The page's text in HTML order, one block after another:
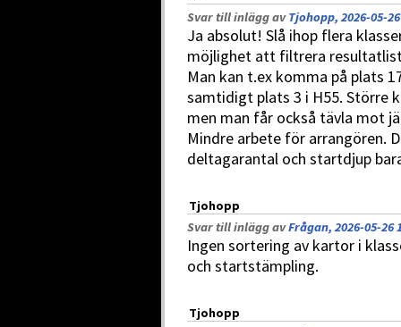
Svar till inlägg avTjohopp, 2026-05-
Ja absolut! Slå ihop flera
möjlighet att filtrera
Man kan t.ex komma på plats
samtidigt plats 3 i H55. Större
men man får också tävla mot
Mindre arbete för arrangören.
deltagarantal och startdjup
Tjohopp
Svar till inlägg avFrågan, 2026-05-26
Ingen sortering av kartor i
och startstämpling.
Tjohopp